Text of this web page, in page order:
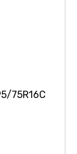
75R16C